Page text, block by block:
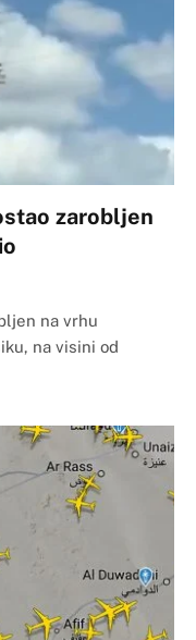
zarobljen
na vrhu
na visini od